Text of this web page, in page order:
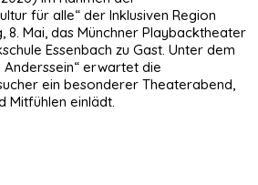
für alle“ der Inklusiven Region
8. Mai, das Münchner Playbacktheater
Essenbach zu Gast. Unter dem
Anderssein“ erwartet die
ein besonderer Theaterabend,
Mitfühlen einlädt.